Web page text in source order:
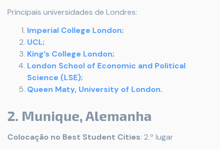
Principais universidades de Londres:
Imperial College London;
UCL;
King’s College London;
London School of Economic and Political
Science (LSE);
Queen Maty, University of London.
2. Munique, Alemanha
Colocação no Best Student Cities: 2.º lugar